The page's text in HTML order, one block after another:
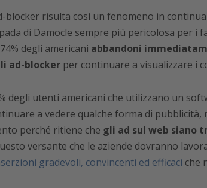
blocker risulta così un fenomeno in
di Damocle sempre più pericolosa per i
degli americani abbandoni
ad-blockerper continuare a visualizzare i
degli utenti americani che utilizzano un
a vedere qualche forma di pubblicità,
perché ritiene che gli ad sul web siano
versante che le aziende dovranno
gradevoli, convincenti ed efficaci che